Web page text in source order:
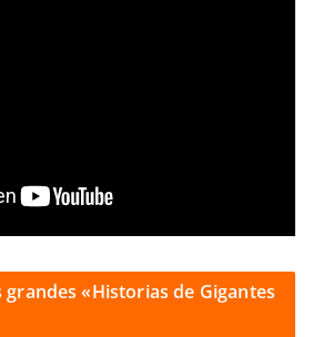
grandes «Historias de Gigantes